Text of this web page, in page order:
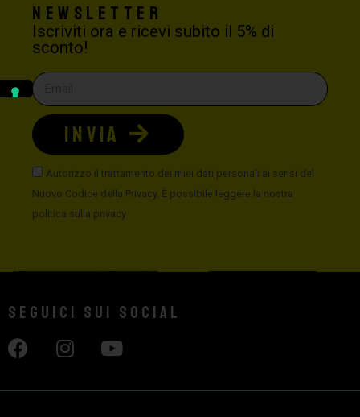
Newsletter
Iscriviti ora e ricevi subito il 5% di
sconto!
Autorizzo il trattamento dei miei dati personali ai sensi del
Nuovo Codice della Privacy. È possibile leggere la nostra
politica sulla privacy
INVIA
Seguici sui social